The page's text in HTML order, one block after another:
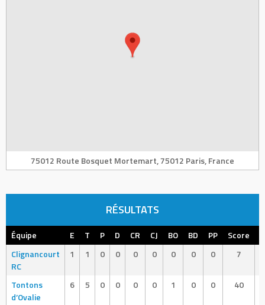
75012 Route Bosquet Mortemart, 75012 Paris, France
RÉSULTATS
Équipe E T P D CR CJ BO BD PP Score
Clignancourt
RC
1 1 0 0 0 0 0 0 0 7
Tontons
d’Ovalie
6 5 0 0 0 0 1 0 0 40